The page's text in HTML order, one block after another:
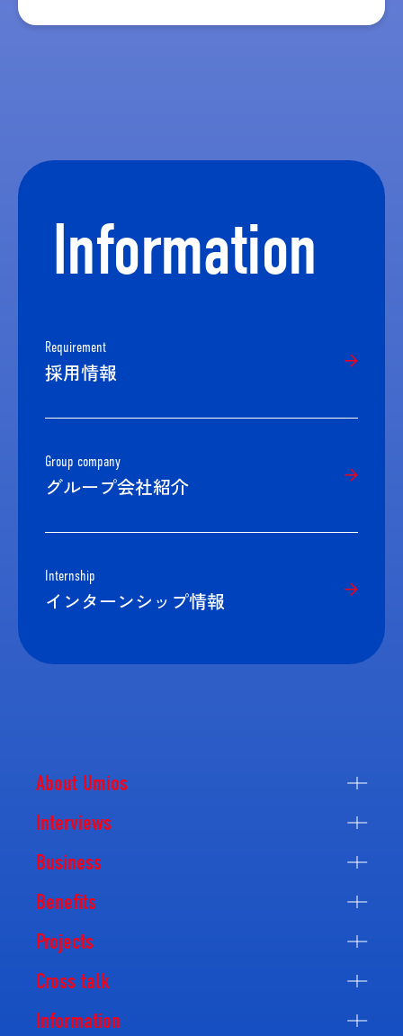
Information
Requirement
採用情報
Group company
グループ会社紹介
Internship
インターンシップ情報
About Umios
Interviews
Business
Benefits
Projects
Cross talk
Information